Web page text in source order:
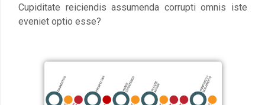
Cupiditate reiciendis assumenda corrupti omnis iste
eveniet optio esse?